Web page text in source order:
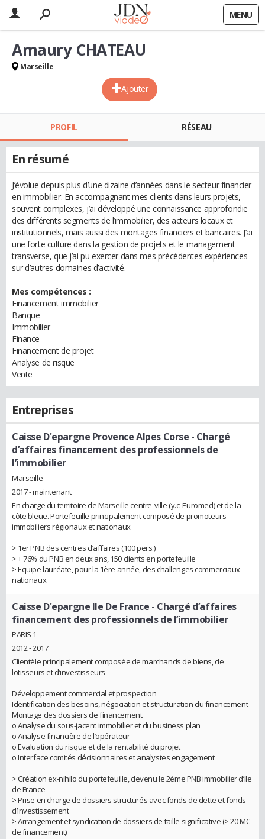
MENU
Ajouter
Amaury CHATEAU
Marseille
PROFIL RÉSEAU
En résumé
J’évolue depuis plus d’une dizaine d’années dans le secteur financier
en immobilier. En accompagnant mes clients dans leurs projets,
souvent complexes, j’ai développé une connaissance approfondie
des différents segments de l’immobilier, des acteurs locaux et
institutionnels, mais aussi des montages financiers et bancaires. J’ai
une forte culture dans la gestion de projets et le management
transverse, que j’ai pu exercer dans mes précédentes expériences
sur d’autres domaines d’activité.
Mes compétences :
Financement immobilier
Banque
Immobilier
Finance
Financement de projet
Analyse de risque
Vente
Entreprises
Caisse D'epargne Provence Alpes Corse - Chargé
d’affaires financement des professionnels de
l’immobilier
Marseille
2017 - maintenant
En charge du territoire de Marseille centre-ville (y.c. Euromed) et de la
côte bleue. Portefeuille principalement composé de promoteurs
immobiliers régionaux et nationaux
> 1er PNB des centres d’affaires (100 pers.)
> + 76% du PNB en deux ans, 150 clients en portefeuille
> Equipe lauréate, pour la 1ère année, des challenges commerciaux
nationaux
Caisse D'epargne Ile De France - Chargé d’affaires
financement des professionnels de l’immobilier
PARIS 1
2012 - 2017
Clientèle principalement composée de marchands de biens, de
lotisseurs et d’investisseurs
Développement commercial et prospection
Identification des besoins, négociation et structuration du financement
Montage des dossiers de financement
o Analyse du sous-jacent immobilier et du business plan
o Analyse financière de l’opérateur
o Evaluation du risque et de la rentabilité du projet
o Interface comités décisionnaires et analystes engagement
> Création ex-nihilo du portefeuille, devenu le 2ème PNB immobilier d’Ile
de France
> Prise en charge de dossiers structurés avec fonds de dette et fonds
d’investissement
> Arrangement et syndication de dossiers de taille significative (> 20 M€
de financement)